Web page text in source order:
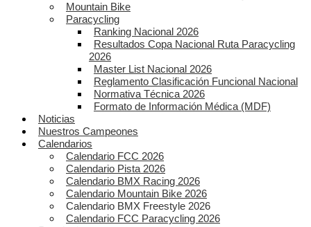
Mountain Bike
Paracycling
Ranking Nacional 2026
Resultados Copa Nacional Ruta Paracycling
2026
Master List Nacional 2026
Reglamento Clasificación Funcional Nacional
Normativa Técnica 2026
Formato de Información Médica (MDF)
Noticias
Nuestros Campeones
Calendarios
Calendario FCC 2026
Calendario Pista 2026
Calendario BMX Racing 2026
Calendario Mountain Bike 2026
Calendario BMX Freestyle 2026
Calendario FCC Paracycling 2026